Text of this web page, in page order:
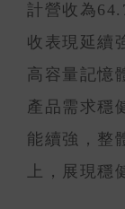
計營收為
收表現延續
高容量記憶
產品需求穩
能續強，整
上，展現穩